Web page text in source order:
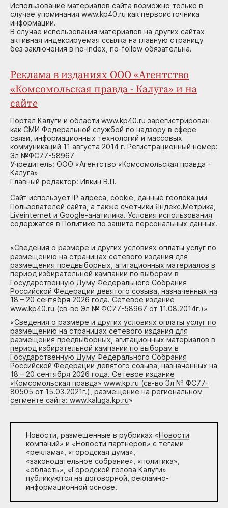
Использование материалов сайта возможно только в
случае упоминания www.kp40.ru как первоисточника
информации.
В случае использования материалов на других сайтах
активная индексируемая ссылка на главную страницу
без заключения в no-index, no-follow обязательна.
Реклама в изданиях ООО «Агентство
«Комсомольская правда - Калуга» и на
сайте
Портал Калуги и области www.kp40.ru зарегистрирован
как СМИ Федеральной службой по надзору в сфере
связи, информационных технологий и массовых
коммуникаций 11 августа 2014 г. Регистрационный номер:
Эл №ФС77-58967
Учредитель: ООО «Агентство «Комсомольская правда –
Калуга»
Главный редактор: Ивкин В.П.
Сайт использует IP адреса, cookie, данные геолокации
Пользователей сайта, а также счетчики Яндекс.Метрика,
Liveinternet и Google-анатилика. Условия использования
содержатся в Политике по защите персональных данных.
«Сведения о размере и других условиях оплаты услуг по
размещению на страницах сетевого издания для
размещения предвыборных, агитационных материалов в
период избирательной кампании по выборам в
Государственную Думу Федерального Собрания
Российской Федерации девятого созыва, назначенных на
18 – 20 сентября 2026 года. Сетевое издание
www.kp40.ru (св-во Эл № ФС77-58967 от 11.08.2014г.)»
«Сведения о размере и других условиях оплаты услуг по
размещению на страницах сетевого издания для
размещения предвыборных, агитационных материалов в
период избирательной кампании по выборам в
Государственную Думу Федерального Собрания
Российской Федерации девятого созыва, назначенных на
18 – 20 сентября 2026 года. Сетевое издание
«Комсомольская правда» www.kp.ru (св-во Эл № ФС77-
80505 от 15.03.2021г.), размещение на региональном
сегменте сайта: www.kaluga.kp.ru»
Новости, размещенные в рубриках «Новости
компаний» и «Новости партнеров» с тегами
«реклама», «городская дума»,
«законодательное собрание», «политика»,
«область», «Городской голова Калуги»
публикуются на договорной, рекламно-
информационной основе.